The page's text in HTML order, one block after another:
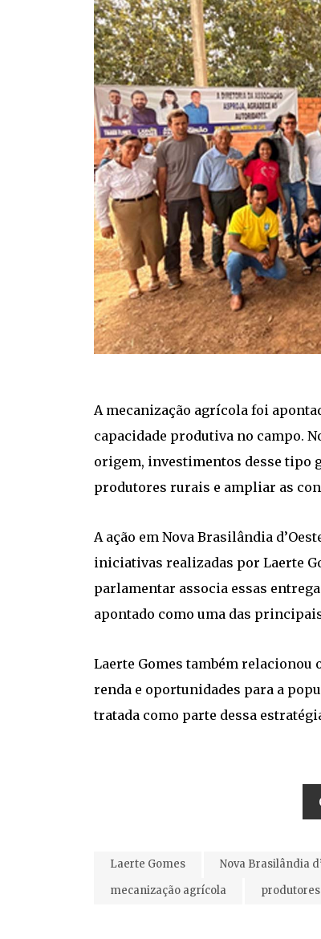
A mecanização agrícola foi
capacidade produtiva no campo.
origem, investimentos desse tipo
produtores rurais e ampliar as
A ação em Nova Brasilândia
iniciativas realizadas por Laerte
parlamentar associa essas
apontado como uma das
Laerte Gomes também relacionou
renda e oportunidades para a
tratada como parte dessa
Laerte Gomes Nova Brasilândia
mecanização agrícola